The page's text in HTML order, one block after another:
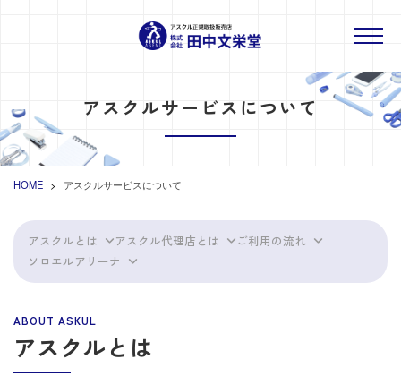
アスクルサービスについて
HOME アスクルサービスについて
アスクルとは アスクル代理店とは
ご利用の流れ
ソロエルアリーナ
アスクルとは